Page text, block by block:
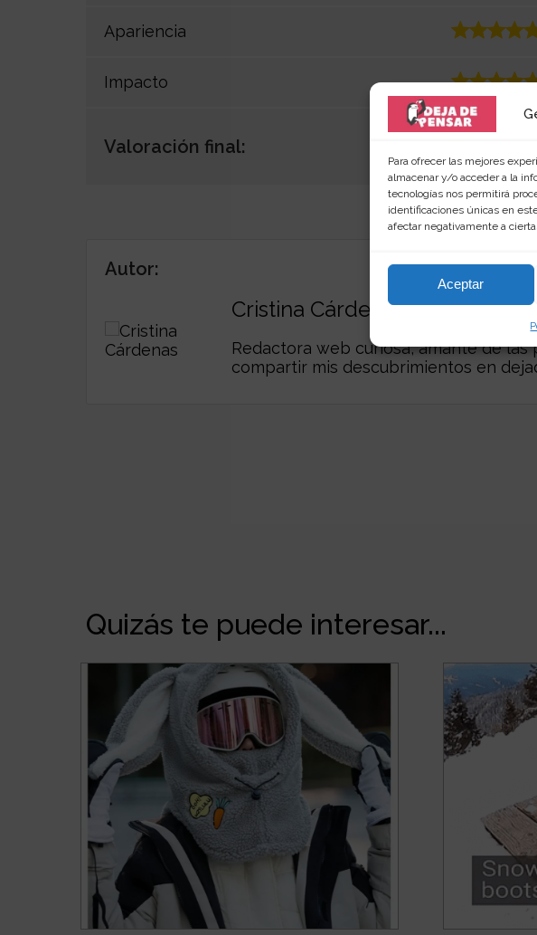
Para ofrecer las mejores
almacenar y/o acceder a la
tecnologías nos permitirá
identificaciones únicas en
afectar negativamente a
Aceptar
Apariencia
Impacto
Valoración final:
Autor:
Cristina Cárdenas
Redactora web curiosa, amante de
compartir mis descubrimientos en
Quizás te puede interesar...